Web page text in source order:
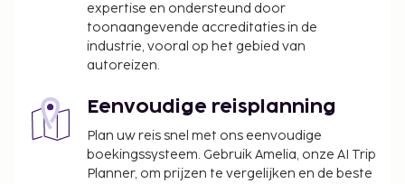
expertise en ondersteund door
toonaangevende accreditaties in de
industrie, vooral op het gebied van
autoreizen.
Eenvoudige reisplanning
Plan uw reis snel met ons eenvoudige
boekingssysteem. Gebruik Amelia, onze AI Trip
Planner, om prijzen te vergelijken en de beste